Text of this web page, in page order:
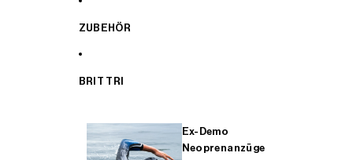
ZUBEHÖR
BRIT TRI
Ex-Demo
Neoprenanzüge